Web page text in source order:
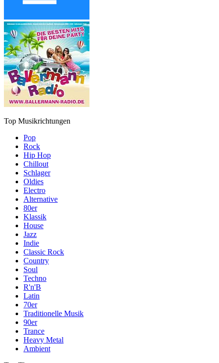
Top Musikrichtungen
Pop
Rock
Hip Hop
Chillout
Schlager
Oldies
Electro
Alternative
80er
Klassik
House
Jazz
Indie
Classic Rock
Country
Soul
Techno
R'n'B
Latin
70er
Traditionelle Musik
90er
Trance
Heavy Metal
Ambient